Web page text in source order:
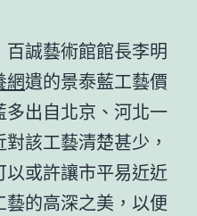
誠藝術館館長李明
網遺的景泰藍工藝價
多出自北京、河北一
該工藝清楚甚少，
或許讓市平易近近
的高深之美，以便